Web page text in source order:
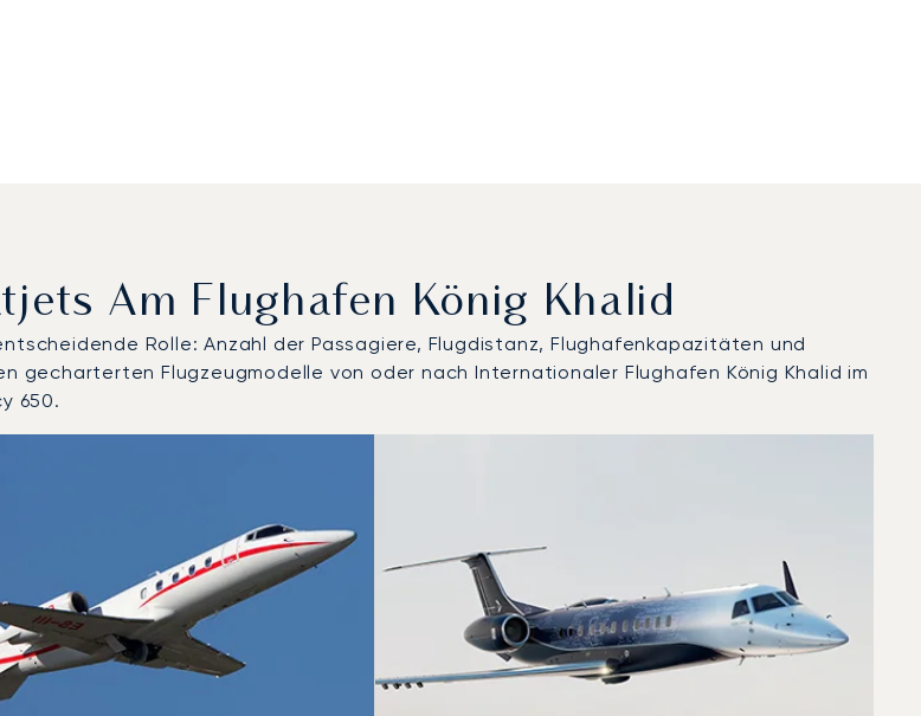
Am Flughafen König Khalid
Rolle: Anzahl der Passagiere, Flugdistanz, Flughafenkapazitäten und
gecharterten Flugzeugmodelle von oder nach Internationaler Flughafen König Khalid im
650.
nach Anzahl der Flugbewegungen im Jahr 2025